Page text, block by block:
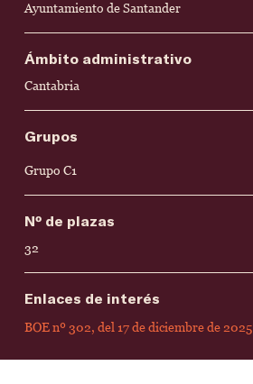
Ayuntamiento de Santander
Ámbito administrativo
Cantabria
Grupos
Grupo C1
Nº de plazas
32
Enlaces de interés
BOE nº 302, del 17 de diciembre de 2025